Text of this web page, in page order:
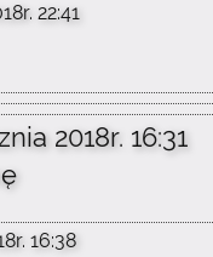
22:41
2018r. 16:31
16:38